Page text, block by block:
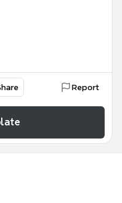
Report